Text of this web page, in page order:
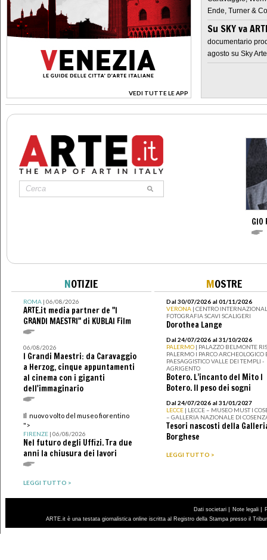
VEDI TUTTE LE APP
>
Ende, Turner &
Su SKY va
documentario
agosto su Sky Arte
GIO
NOTIZIE
ROMA| 06/08/2026
ARTE.it media partner de "I
GRANDI MAESTRI" di KUBLAI Film
06/08/2026
I Grandi Maestri: da Caravaggio
a Herzog, cinque appuntamenti
al cinema con i giganti
dell'immaginario
Il nuovo volto del museo fiorentino
">
FIRENZE| 06/08/2026
Nel futuro degli Uffizi. Tra due
anni la chiusura dei lavori
LEGGI TUTTO >
MOSTRE
Dal 30/07/2026 al 01/11/2026
VERONA | CENTRO
FOTOGRAFIA SCAVI SCALIGERI
Dorothea Lange
Dal 24/07/2026 al 31/10/2026
PALERMO | PALAZZO BELMONTE
PALERMO I PARCO ARCHEOLOGICO
PAESAGGISTICO VALLE DEI TEMPLI -
AGRIGENTO
Botero. L’incanto del Mito I
Botero. Il peso dei sogni
Dal 24/07/2026 al 31/01/2027
LECCE | LECCE – MUSEO MUST I
– GALLERIA NAZIONALE DI
Tesori nascosti della
Borghese
LEGGI TUTTO >
Dati societari | Note legali |
ARTE.it è una testata giornalistica online iscritta al Registro della Stampa presso il